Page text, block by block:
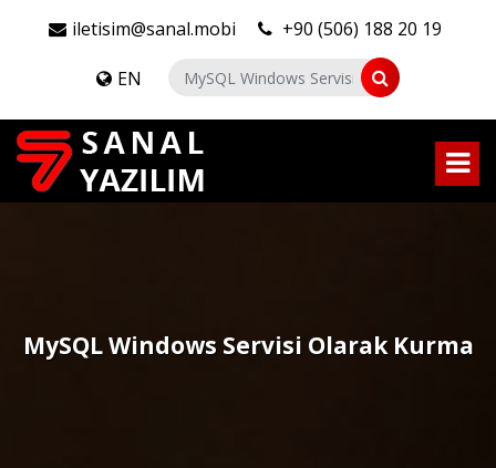
iletisim@sanal.mobi +90 (506) 188 20 19
EN
MySQL Windows Servisi Olarak Kurma